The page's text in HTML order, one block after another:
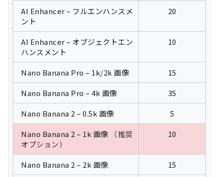
AI Enhancer – フルエンハンスメ
ント
20
AI Enhancer – オブジェクトエン
ハンスメント
10
Nano Banana Pro – 1k/2k 画像
15
Nano Banana Pro – 4k 画像
35
Nano Banana 2 – 0.5k 画像
5
Nano Banana 2 – 1k 画像
（推奨
オプション）
10
Nano Banana 2 – 2k 画像
15